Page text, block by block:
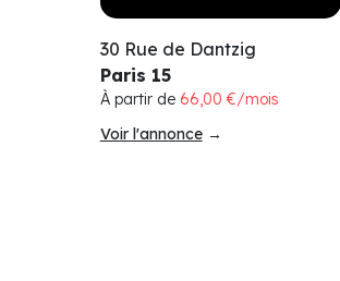
30 Rue de Dantzig
Paris 15
À partir de 66,00 €/mois
Voir l'annonce→